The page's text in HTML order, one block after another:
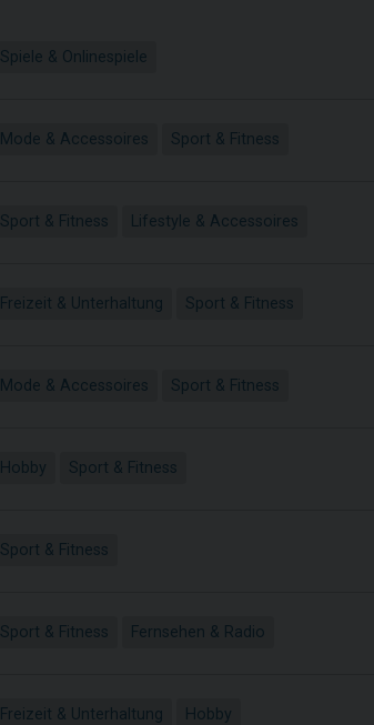
Spiele & Onlinespiele
Mode & Accessoires Sport & Fitness
Sport & Fitness Lifestyle & Accessoires
Freizeit & Unterhaltung Sport & Fitness
Mode & Accessoires Sport & Fitness
Hobby Sport & Fitness
Sport & Fitness
Sport & Fitness Fernsehen & Radio
Freizeit & Unterhaltung Hobby